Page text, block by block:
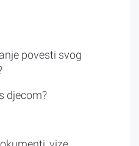
povesti svog
djecom?